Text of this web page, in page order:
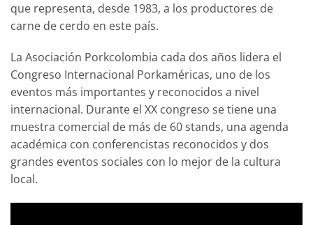
que representa, desde 1983, a los productores de
carne de cerdo en este país.
La Asociación Porkcolombia cada dos años lidera el
Congreso Internacional Porkaméricas, uno de los
eventos más importantes y reconocidos a nivel
internacional. Durante el XX congreso se tiene una
muestra comercial de más de 60 stands, una agenda
académica con conferencistas reconocidos y dos
grandes eventos sociales con lo mejor de la cultura
local.